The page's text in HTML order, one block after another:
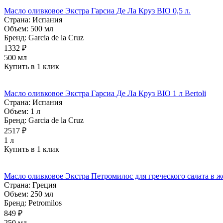
Масло оливковое Экстра Гарсиа Де Ла Круз BIO 0,5 л.
Страна: Испания
Объем: 500 мл
Бренд: Garcia de la Cruz
1332 ₽
500 мл
Купить в 1 клик
Масло оливковое Экстра Гарсиа Де Ла Круз BIO 1 л Bertoli
Страна: Испания
Объем: 1 л
Бренд: Garcia de la Cruz
2517 ₽
1 л
Купить в 1 клик
Масло оливковое Экстра Петромилос для греческого салата в
Страна: Греция
Объем: 250 мл
Бренд: Petromilos
849 ₽